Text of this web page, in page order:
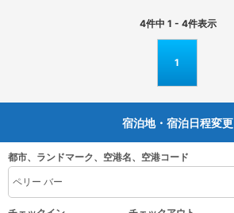
4件中 1 - 4件表示
1
宿泊地・宿泊日程変更
都市、ランドマーク、空港名、空港コード